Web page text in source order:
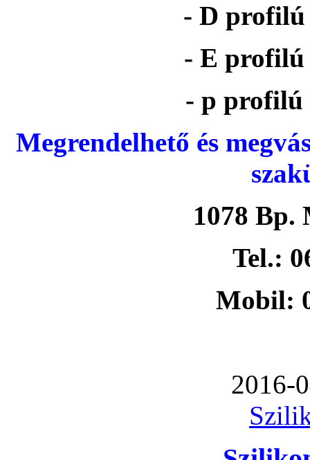
- D profilú
- E profilú
- p profilú
Megrendelhető és
1078 Bp.
Tel.:
Mobil:
2016-